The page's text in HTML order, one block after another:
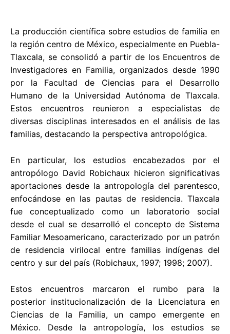
La producción científica sobre estudios de familia en
la región centro de México, especialmente en Puebla-
Tlaxcala, se consolidó a partir de los Encuentros de
Investigadores en Familia, organizados desde 1990
por la Facultad de Ciencias para el Desarrollo
Humano de la Universidad Autónoma de Tlaxcala.
Estos encuentros reunieron a especialistas de
diversas disciplinas interesados en el análisis de las
familias, destacando la perspectiva antropológica.
En particular, los estudios encabezados por el
antropólogo David Robichaux hicieron significativas
aportaciones desde la antropología del parentesco,
enfocándose en las pautas de residencia. Tlaxcala
fue conceptualizado como un laboratorio social
desde el cual se desarrolló el concepto de Sistema
Familiar Mesoamericano, caracterizado por un patrón
de residencia virilocal entre familias indígenas del
centro y sur del país (Robichaux, 1997; 1998; 2007).
Estos encuentros marcaron el rumbo para la
posterior institucionalización de la Licenciatura en
Ciencias de la Familia, un campo emergente en
México. Desde la antropología, los estudios se